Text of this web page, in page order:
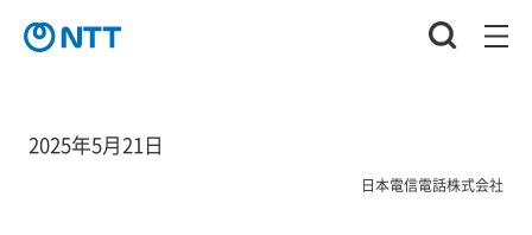
2025年5月21日
日本電信電話株式会社